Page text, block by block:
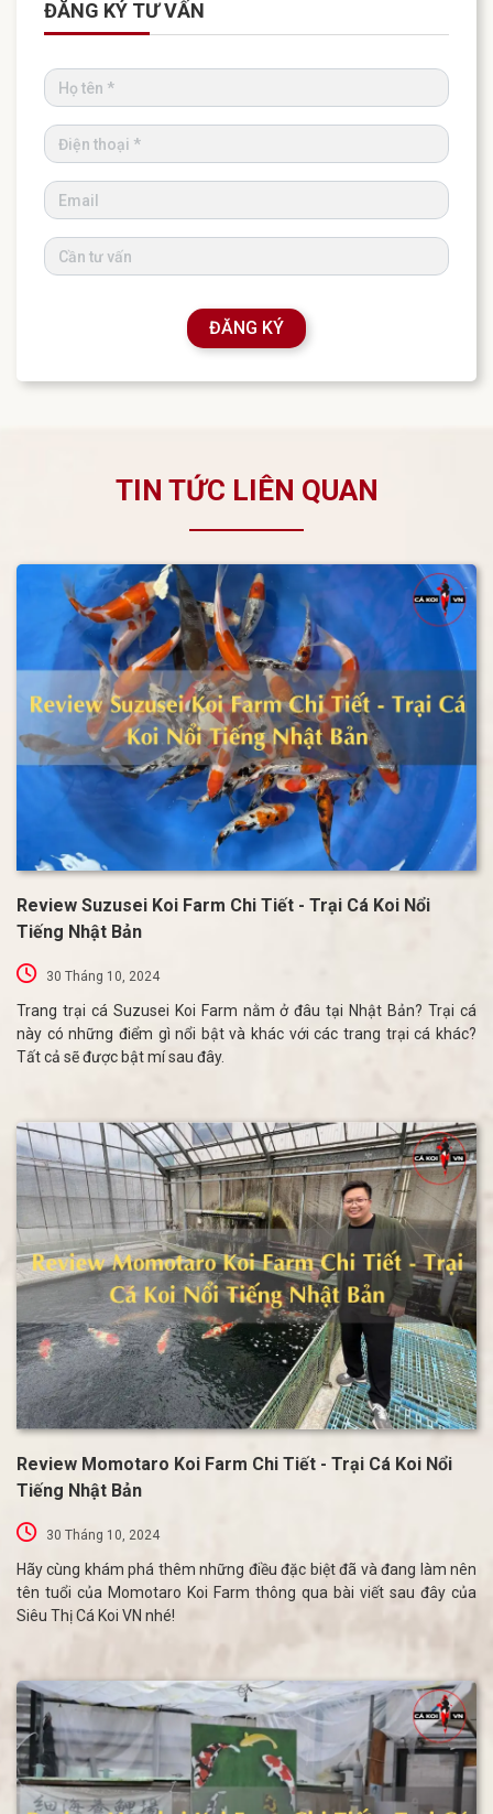
ĐĂNG KÝ TƯ VẤN
ĐĂNG KÝ
TIN TỨC LIÊN QUAN
Review Suzusei Koi Farm Chi Tiết - Trại Cá Koi Nổi
Tiếng Nhật Bản
30 Tháng 10, 2024
Trang trại cá Suzusei Koi Farm nằm ở đâu tại Nhật Bản? Trại cá
này có những điểm gì nổi bật và khác với các trang trại cá khác?
Tất cả sẽ được bật mí sau đây.
Review Momotaro Koi Farm Chi Tiết - Trại Cá Koi Nổi
Tiếng Nhật Bản
30 Tháng 10, 2024
Hãy cùng khám phá thêm những điều đặc biệt đã và đang làm nên
tên tuổi của Momotaro Koi Farm thông qua bài viết sau đây của
Siêu Thị Cá Koi VN nhé!